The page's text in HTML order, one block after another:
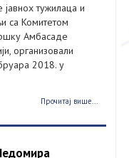
тужилаца и
са Комитетом
Амбасаде
организовали
2018. у
Прочитај више...